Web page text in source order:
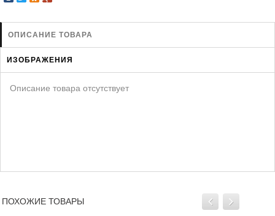
НОВИНКИ ДЛЯ ГОЛУБЕЙ
КНИГИ О ГОЛУБЯХ
ОПИСАНИЕ ТОВАРА
ИЗОБРАЖЕНИЯ
Описание товара отсутствует
ПОХОЖИЕ ТОВАРЫ